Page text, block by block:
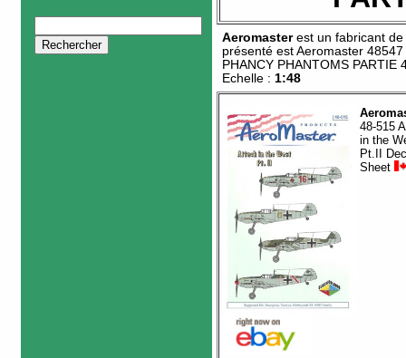
Aeromasterest un fabricant
présenté estAeromaster 48547
PHANCY PHANTOMS PARTIE
Echelle : 1:48
48-515
in the
Pt.II
Sheet